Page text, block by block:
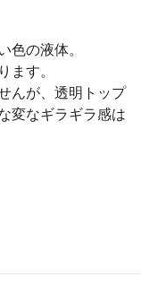
色の液体。
ます。
んが、透明トップ
変なギラギラ感は